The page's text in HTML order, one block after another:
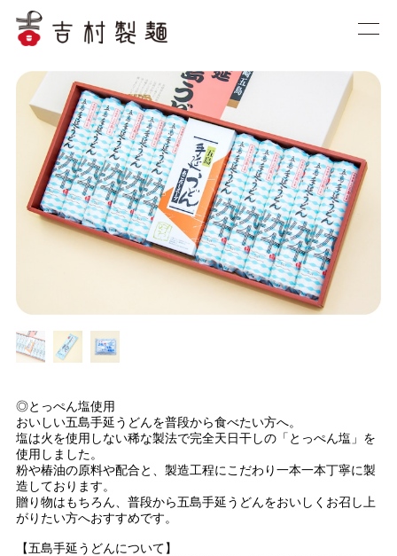
◎とっぺん塩使用
おいしい五島手延うどんを普段から食べたい方へ。
塩は火を使用しない稀な製法で完全天日干しの「とっぺん塩」を
使用しました。
粉や椿油の原料や配合と、製造工程にこだわり一本一本丁寧に製
造しております。
贈り物はもちろん、普段から五島手延うどんをおいしくお召し上
がりたい方へおすすめです。
【五島手延うどんについて】